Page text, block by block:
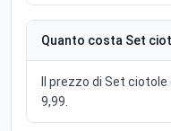
Quanto costa Set
Il prezzo di Set
9,99.